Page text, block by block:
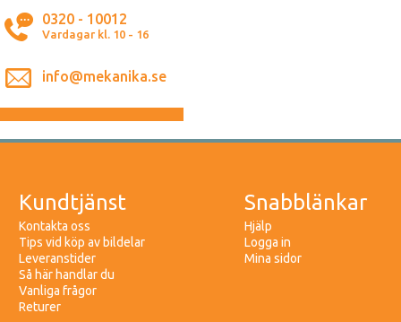
0320 - 10012
Vardagar kl. 10 - 16
info@mekanika.se
Kundtjänst
Kontakta oss
Tips vid köp av bildelar
Leveranstider
Så här handlar du
Vanliga frågor
Returer
Snabblänkar
Hjälp
Logga in
Mina sidor